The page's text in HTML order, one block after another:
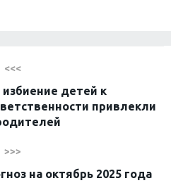
<<<
избиение детей к
привлекли
>>>
на октябрь 2025 года